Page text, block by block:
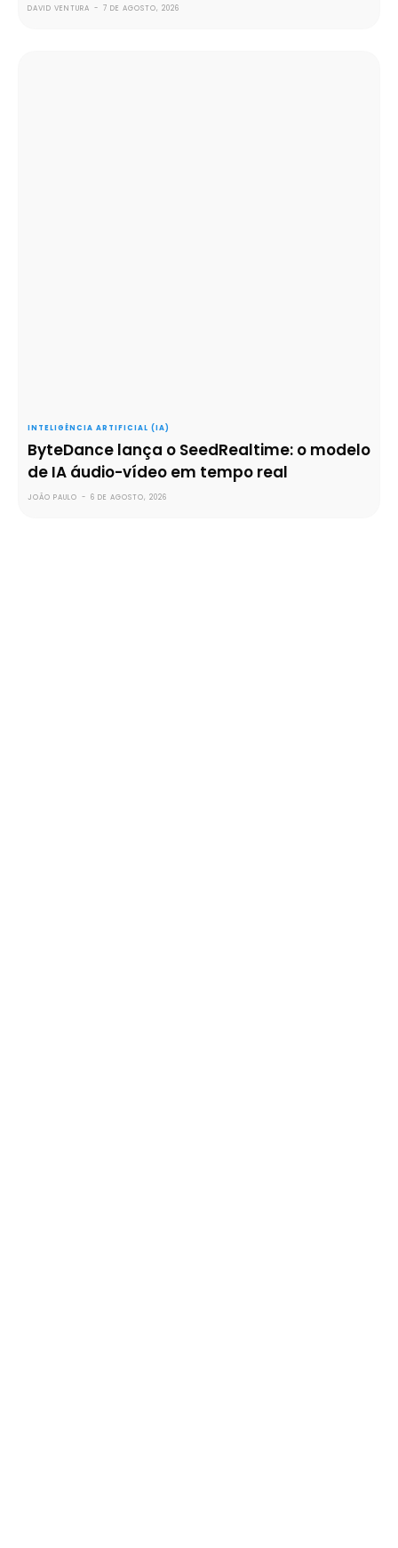
DAVID VENTURA - 7 DE AGOSTO, 2026
INTELIGÊNCIA ARTIFICIAL (IA)
ByteDance lança o SeedRealtime: o modelo
de IA áudio-vídeo em tempo real
JOÃO PAULO - 6 DE AGOSTO, 2026